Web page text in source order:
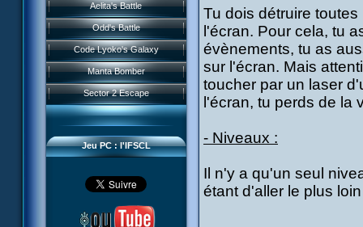
Aelita's Battle
Odd's Battle
Code Lyoko's Galaxy
Manta Bomber
Sector 2 Escape
Jeu PC : l'IFSCL
News IFSCL
Le créateur
Médias
Questions fréquentes
Téléchargements
Réseau IFSCL
Tu dois détruire
l'écran. Pour cela, tu
évènements, tu as
sur l'écran. Mais
toucher par un laser
l'écran, tu perds de la
- Niveaux :
Il n'y a qu'un seul
étant d'aller le plus